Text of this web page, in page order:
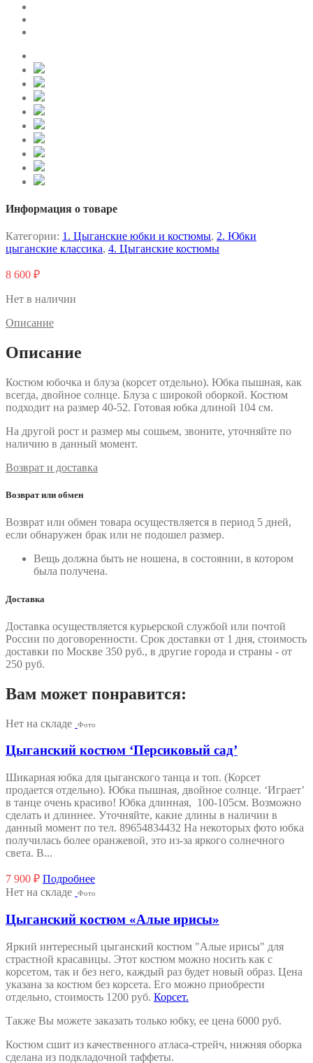
Информация о товаре
Категории: 1. Цыганские юбки и костюмы, 2. Юбки
цыганские классика, 4. Цыганские костюмы
8 600 ₽
Нет в наличии
Описание
Описание
Костюм юбочка и блуза (корсет отдельно). Юбка пышная, как
всегда, двойное солнце. Блуза с широкой оборкой. Костюм
подходит на размер 40-52. Готовая юбка длиной 104 см.
На другой рост и размер мы сошьем, звоните, уточняйте по
наличию в данный момент.
Возврат и доставка
Возврат или обмен
Возврат или обмен товара осуществляется в период 5 дней,
если обнаружен брак или не подошел размер.
Вещь должна быть не ношена, в состоянии, в котором
была получена.
Доставка
Доставка осуществляется курьерской службой или почтой
России по договоренности. Срок доставки от 1 дня, стоимость
доставки по Москве 350 руб., в другие города и страны - от
250 руб.
Вам может понравится:
Нет на складе Фото
Цыганский костюм ‘Персиковый сад’
Шикарная юбка для цыганского танца и топ. (Корсет
продается отдельно). Юбка пышная, двойное солнце. ‘Играет’
в танце очень красиво! Юбка длинная, 100-105см. Возможно
сделать и длиннее. Уточняйте, какие длины в наличии в
данный момент по тел. 89654834432 На некоторых фото юбка
получилась более оранжевой, это из-за яркого солнечного
света. В...
7 900 ₽ Подробнее
Нет на складе
Фото
Цыганский костюм «Алые ирисы»
Яркий интересный цыганский костюм "Алые ирисы" для
страстной красавицы. Этот костюм можно носить как с
корсетом, так и без него, каждый раз будет новый образ. Цена
указана за костюм без корсета. Его можно приобрести
отдельно, стоимость 1200 руб. Корсет.
Также Вы можете заказать только юбку, ее цена 6000 руб.
Костюм сшит из качественного атласа-стрейч, нижняя оборка
сделана из подкладочной таффеты.